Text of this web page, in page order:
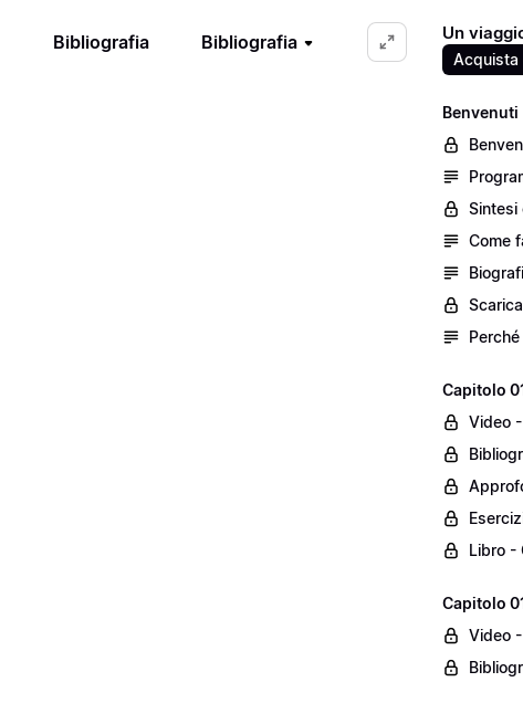
Bibliografia Bibliografia Un
Acquista
Benvenuti
Sintesi
Come
Capitolo
Video -
Libro -
Capitolo
Video -